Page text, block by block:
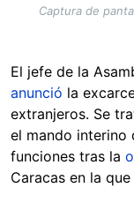
Captura de
El jefe de la
anunció la
extranjeros. Se
el mando interino
funciones tras la
Caracas en la